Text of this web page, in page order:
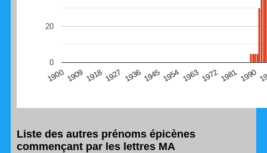
1900 1909 1918 1927 1936 1945 1954 1963 19721981 1990
0
20
navigateur Safari en ce moment)
Liste des autres prénoms épicènes
commençant par les lettres MA